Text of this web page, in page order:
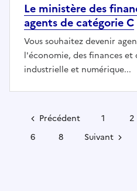
Le ministère des
agents de catégorie C
Vous souhaitez devenir
l'économie, des finances et
industrielle et numérique...
Précédent 1 2
6
8 Suivant